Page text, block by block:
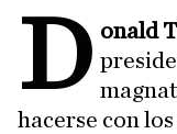
D onald
hacerse con